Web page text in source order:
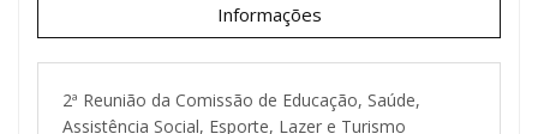
Informações
2ª Reunião da Comissão de Educação, Saúde,
Assistência Social, Esporte, Lazer e Turismo